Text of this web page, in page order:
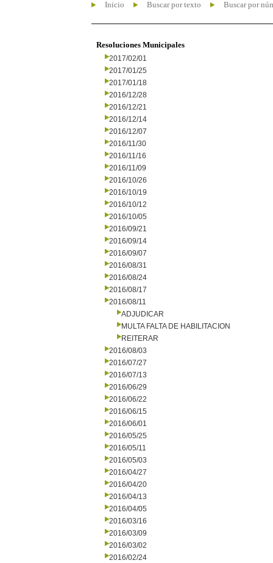
Inicio Buscar por texto Buscar por
Resoluciones Municipales
2017/02/01
2017/01/25
2017/01/18
2016/12/28
2016/12/21
2016/12/14
2016/12/07
2016/11/30
2016/11/16
2016/11/09
2016/10/26
2016/10/19
2016/10/12
2016/10/05
2016/09/21
2016/09/14
2016/09/07
2016/08/31
2016/08/24
2016/08/17
2016/08/11
ADJUDICAR
MULTA FALTA DE HABILITACION
REITERAR
2016/08/03
2016/07/27
2016/07/13
2016/06/29
2016/06/22
2016/06/15
2016/06/01
2016/05/25
2016/05/11
2016/05/03
2016/04/27
2016/04/20
2016/04/13
2016/04/05
2016/03/16
2016/03/09
2016/03/02
2016/02/24